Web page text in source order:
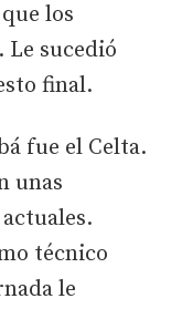
los
sucedió
final.
fue el Celta.
unas
técnico
le